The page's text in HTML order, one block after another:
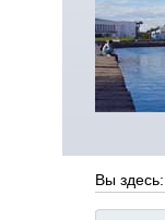
Вы здесь: